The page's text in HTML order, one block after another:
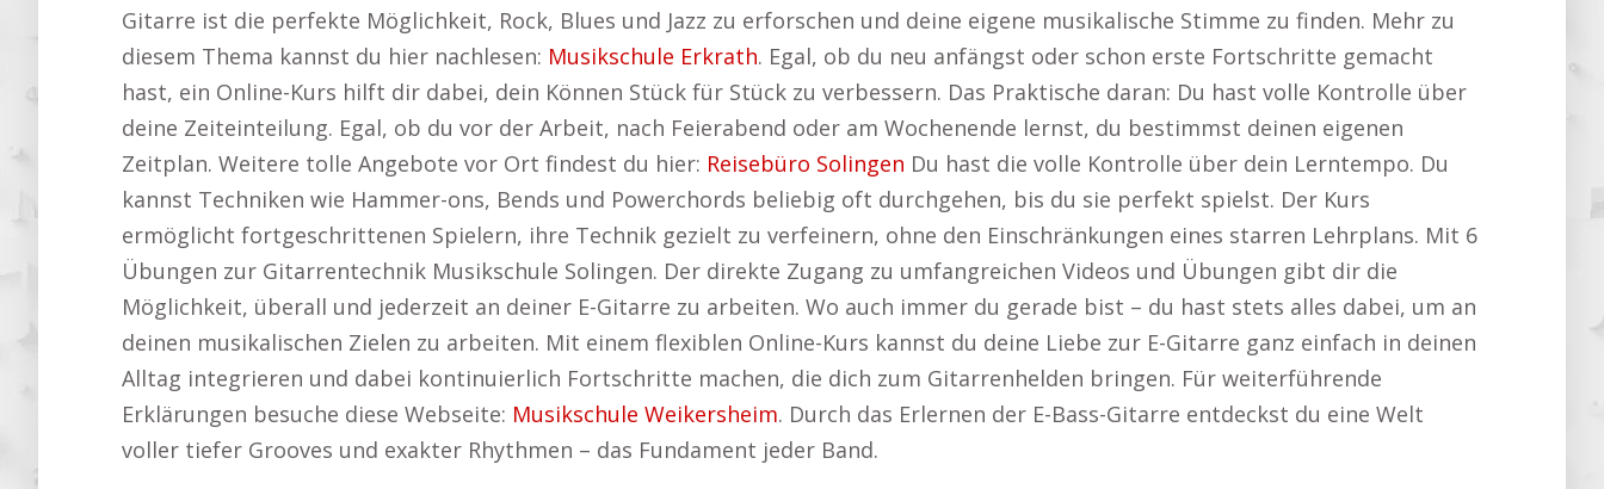
Gitarre ist die perfekte Möglichkeit, Rock, Blues und Jazz zu erforschen und deine eigene musikalische Stimme zu finden. Mehr zu
diesem Thema kannst du hier nachlesen: Musikschule Erkrath. Egal, ob du neu anfängst oder schon erste Fortschritte gemacht
hast, ein Online-Kurs hilft dir dabei, dein Können Stück für Stück zu verbessern. Das Praktische daran: Du hast volle Kontrolle über
deine Zeiteinteilung. Egal, ob du vor der Arbeit, nach Feierabend oder am Wochenende lernst, du bestimmst deinen eigenen
Zeitplan. Weitere tolle Angebote vor Ort findest du hier: Reisebüro Solingen Du hast die volle Kontrolle über dein Lerntempo. Du
kannst Techniken wie Hammer-ons, Bends und Powerchords beliebig oft durchgehen, bis du sie perfekt spielst. Der Kurs
ermöglicht fortgeschrittenen Spielern, ihre Technik gezielt zu verfeinern, ohne den Einschränkungen eines starren Lehrplans. Mit 6
Übungen zur Gitarrentechnik Musikschule Solingen. Der direkte Zugang zu umfangreichen Videos und Übungen gibt dir die
Möglichkeit, überall und jederzeit an deiner E-Gitarre zu arbeiten. Wo auch immer du gerade bist – du hast stets alles dabei, um an
deinen musikalischen Zielen zu arbeiten. Mit einem flexiblen Online-Kurs kannst du deine Liebe zur E-Gitarre ganz einfach in deinen
Alltag integrieren und dabei kontinuierlich Fortschritte machen, die dich zum Gitarrenhelden bringen. Für weiterführende
Erklärungen besuche diese Webseite: Musikschule Weikersheim. Durch das Erlernen der E-Bass-Gitarre entdeckst du eine Welt
voller tiefer Grooves und exakter Rhythmen – das Fundament jeder Band.